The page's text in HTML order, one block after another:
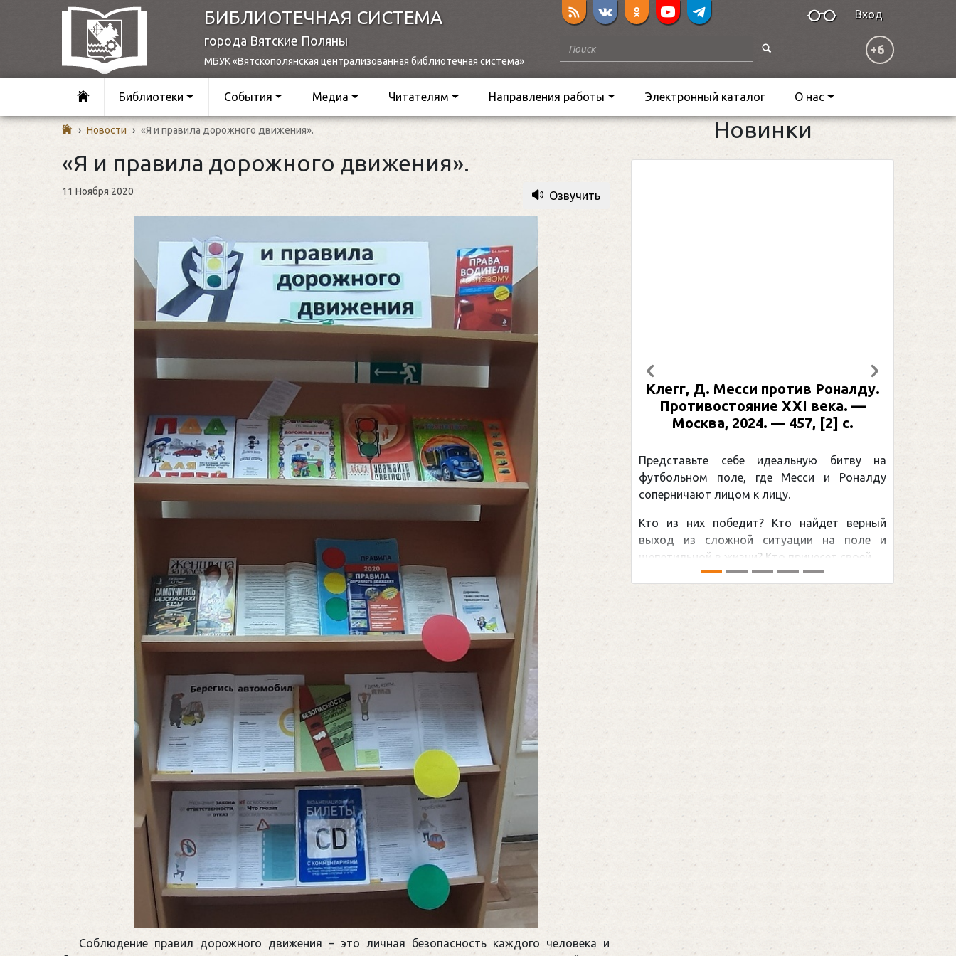
БИБЛИОТЕЧНАЯ СИСТЕМА
города Вятские Поляны
МБУК «Вятскополянская централизованная библиотечная система»
Вход
+6
Библиотеки События Медиа Читателям Направления работы Электронный каталог О нас
› Новости › «Я и правила дорожного движения».
«Я и правила дорожного движения».
11 Ноября 2020 Озвучить
Соблюдение правил дорожного движения – это личная безопасность каждого человека и
Новинки
Клегг, Д. Месси против Роналду.
Противостояние XXI века. —
Москва, 2024. — 457, [2] с.
Представьте себе идеальную битву на
футбольном поле, где Месси и Роналду
соперничают лицом к лицу.
Кто из них победит? Кто найдет верный
выход из сложной ситуации на поле и
щепетильной в жизни? Кто принесет своей ...
Предыдущий Следующий